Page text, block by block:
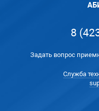
8
Задать вопрос
Служба